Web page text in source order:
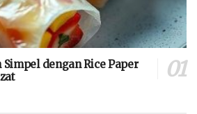
dengan Rice Paper